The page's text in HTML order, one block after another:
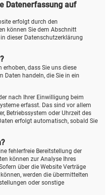
Datenerfassung auf
erfolgt durch den
können Sie dem Abschnitt
dieser Datenschutzerklärung
erhoben, dass Sie uns diese
Daten handeln, die Sie in ein
nach Ihrer Einwilligung beim
erfasst. Das sind vor allem
Betriebssystem oder Uhrzeit des
erfolgt automatisch, sobald Sie
fehlerfreie Bereitstellung der
können zur Analyse Ihres
über die Website Verträge
werden die übermittelten
oder sonstige